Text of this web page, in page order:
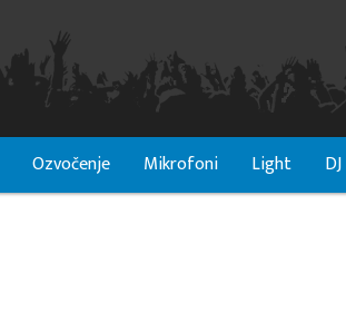
Ozvočenje Mikrofoni Light DJ